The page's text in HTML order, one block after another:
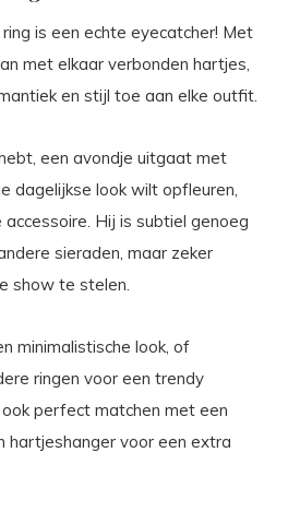
is een echte eyecatcher! Met
met elkaar verbonden hartjes,
en stijl toe aan elke outfit.
een avondje uitgaat met
dagelijkse look wilt opfleuren,
Hij is subtiel genoeg
sieraden, maar zeker
show te stelen.
minimalistische look, of
ringen voor een trendy
perfect matchen met een
hartjeshanger voor een extra